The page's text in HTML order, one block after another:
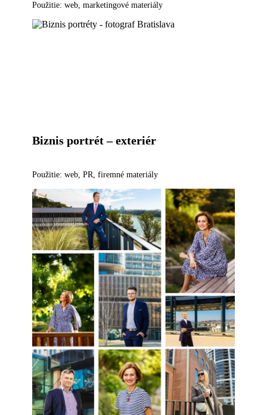
Použitie: web, marketingové materiály
Biznis portrét – exteriér
Použitie: web, PR, firemné materiály